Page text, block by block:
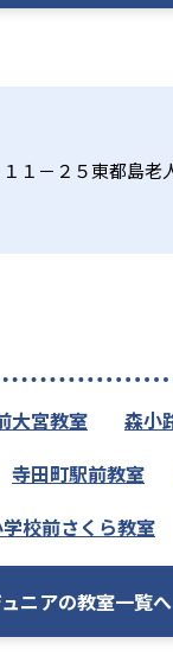
１－２５東都島老
大宮教室 森小
寺田町駅前教室
校前さくら教室
ニアの教室一覧へ